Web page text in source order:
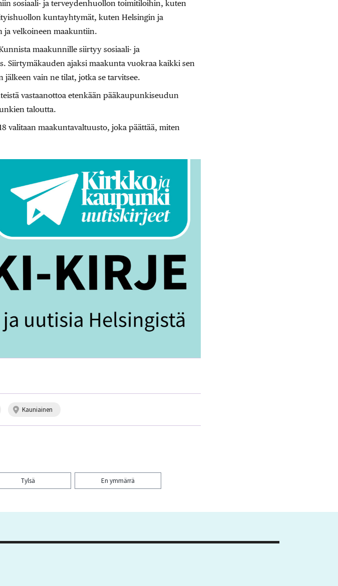
sosiaali- ja terveydenhuollon toimitiloihin, kuten
kuntayhtymät, kuten Helsingin ja
ja velkoineen maakuntiin.
maakunnille siirtyy sosiaali- ja
Siirtymäkauden ajaksi maakunta vuokraa kaikki sen
vain ne tilat, jotka se tarvitsee.
vastaanottoa etenkään pääkaupunkiseudun
taloutta.
valitaan maakuntavaltuusto, joka päättää, miten
kauniainen
Tylsä En ymmärrä